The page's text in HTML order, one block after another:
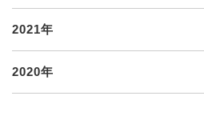
2021年
2020年